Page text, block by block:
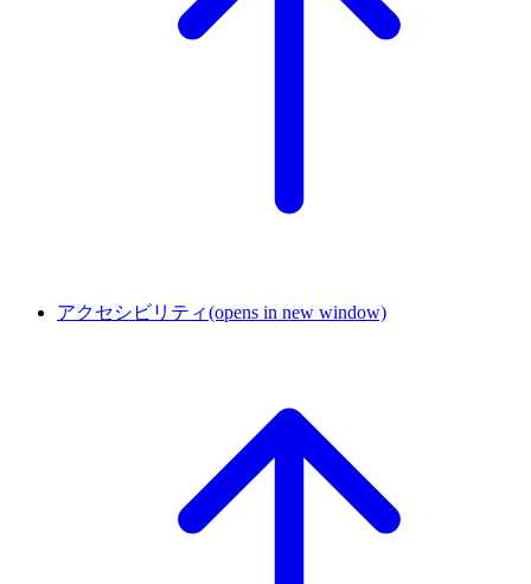
アクセシビリティ(opens in new window)